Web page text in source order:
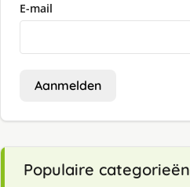
E-mail
Aanmelden
Populaire categorieën